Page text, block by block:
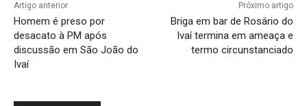
Artigo anterior
Homem é preso por
desacato à PM após
discussão em São João do
Ivaí
Próximo artigo
Briga em bar de Rosário do
Ivaí termina em ameaça e
termo circunstanciado